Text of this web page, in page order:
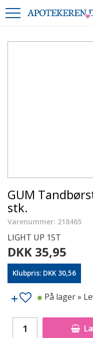
GUM
stk.
Varenummer: 218465
LIGHT UP 1ST
DKK 35,95
Klubpris: DKK 30,56
På lager»